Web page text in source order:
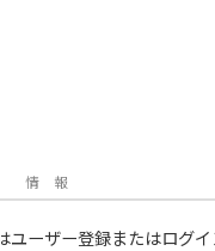
情 報
ユーザー登録またはログイ